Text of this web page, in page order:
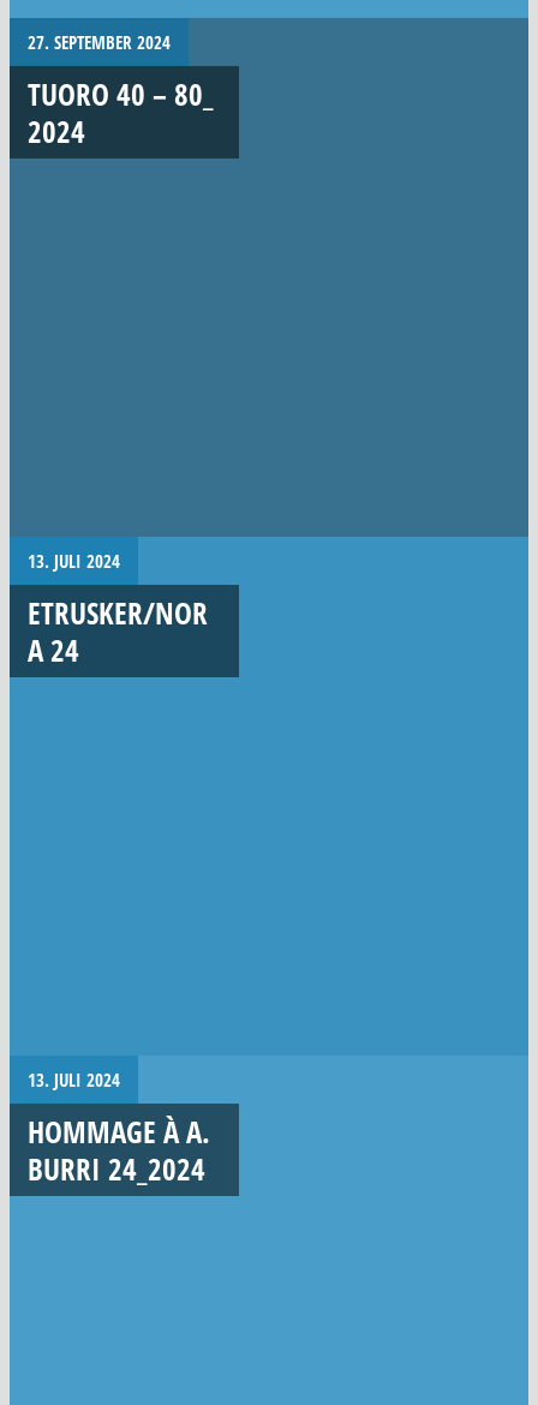
27. SEPTEMBER 2024
TUORO 40 – 80_
2024
13. JULI 2024
ETRUSKER/NOR
A 24
13. JULI 2024
HOMMAGE À A.
BURRI 24_2024